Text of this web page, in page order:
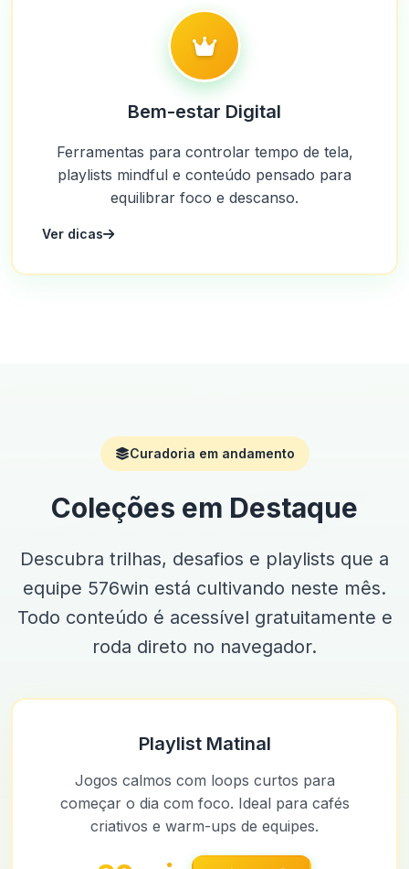
Bem-estar Digital
Ferramentas para controlar tempo de tela,
playlists mindful e conteúdo pensado para
equilibrar foco e descanso.
Ver dicas
Curadoria em andamento
Coleções em Destaque
Descubra trilhas, desafios e playlists que a
equipe 576win está cultivando neste mês.
Todo conteúdo é acessível gratuitamente e
roda direto no navegador.
Playlist Matinal
Jogos calmos com loops curtos para
começar o dia com foco. Ideal para cafés
criativos e warm-ups de equipes.